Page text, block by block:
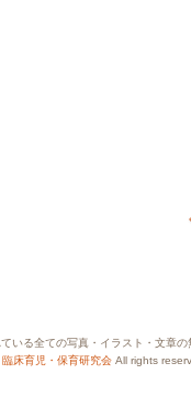
いる全ての写真・イラスト・文章の
臨床育児・保育研究会 All rights